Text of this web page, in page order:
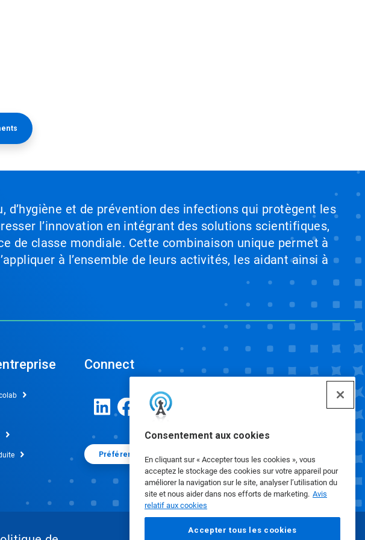
Consentement aux cookies
En cliquant sur « Accepter tous les cookies », vous
acceptez le stockage des cookies sur votre appareil pour
améliorer la navigation sur le site, analyser l’utilisation du
site et nous aider dans nos efforts de marketing. Avis
relatif aux cookies
Accepter tous les cookies
et de prévention des infections qui protègent les
l’innovation en intégrant des solutions scientifiques,
de classe mondiale. Cette combinaison unique permet à
à l’ensemble de leurs activités, les aidant ainsi à
Connect
Préférences en matière de cookies